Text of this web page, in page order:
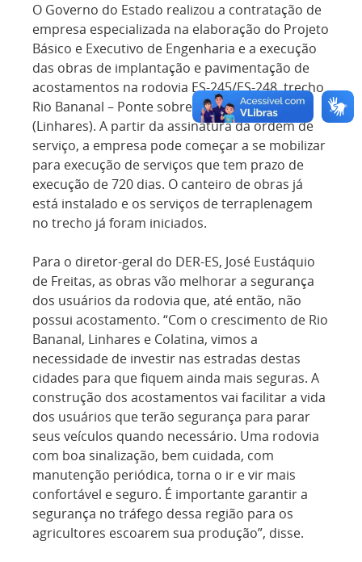
O Governo do Estado realizou a contratação de
empresa especializada na elaboração do Projeto
Básico e Executivo de Engenharia e a execução
das obras de implantação e pavimentação de
acostamentos na rodovia ES-245/ES-248, trecho
Rio Bananal – Ponte sobre o Rio Pequeno
(Linhares). A partir da assinatura da ordem de
serviço, a empresa pode começar a se mobilizar
para execução de serviços que tem prazo de
execução de 720 dias. O canteiro de obras já
está instalado e os serviços de terraplenagem
no trecho já foram iniciados.
Para o diretor-geral do DER-ES, José Eustáquio
de Freitas, as obras vão melhorar a segurança
dos usuários da rodovia que, até então, não
possui acostamento. “Com o crescimento de Rio
Bananal, Linhares e Colatina, vimos a
necessidade de investir nas estradas destas
cidades para que fiquem ainda mais seguras. A
construção dos acostamentos vai facilitar a vida
dos usuários que terão segurança para parar
seus veículos quando necessário. Uma rodovia
com boa sinalização, bem cuidada, com
manutenção periódica, torna o ir e vir mais
confortável e seguro. É importante garantir a
segurança no tráfego dessa região para os
agricultores escoarem sua produção”, disse.